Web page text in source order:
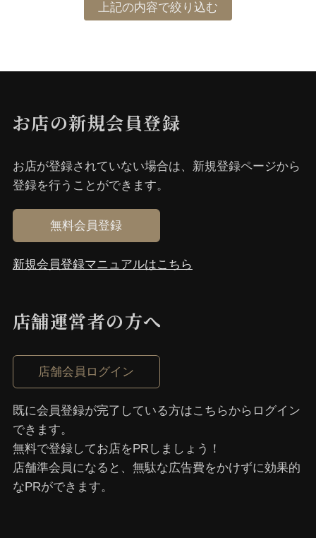
お店の新規会員登録
お店が登録されていない場合は、新規登録ページから
登録を⾏うことができます。
無料会員登録
新規会員登録マニュアルはこちら
店舗運営者の⽅へ
店舗会員ログイン
既に会員登録が完了している⽅はこちらからログイン
できます。
無料で登録してお店をPRしましょう！
店舗準会員になると、無駄な広告費をかけずに効果的
なPRができます。